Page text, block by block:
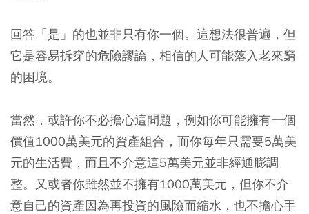
回答「是」的也並非只有你一個。 這想法很普遍，但
它是容易拆穿的危險謬論，相信的人可能落入老來窮
的困境。
當然，或許你不必擔心這問題，例如你可能擁有一個
價值1000萬美元的資產組合，而你每年只需要5萬美
元的生活費，而且不介意這5萬美元並非經通膨調
整。又或者你雖然並不擁有1000萬美元，但你不介
意自己的資產因為再投資的風險而縮水，也不擔心手